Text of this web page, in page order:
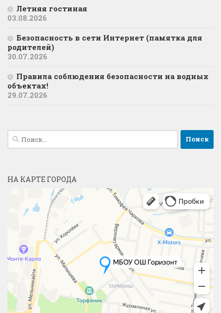
Летняя гостиная
03.08.2026
Безопасность в сети Интернет (памятка для
родителей)
30.07.2026
Правила соблюдения безопасности на водных
объектах!
29.07.2026
Найти:
НА КАРТЕ ГОРОДА